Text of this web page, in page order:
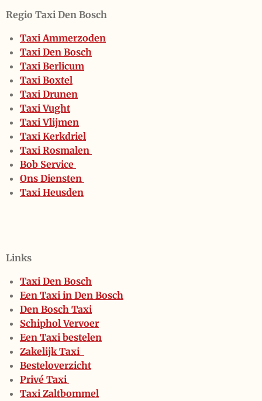
Regio Taxi Den Bosch
Taxi Ammerzoden
Taxi Den Bosch
Taxi Berlicum
Taxi Boxtel
Taxi Drunen
Taxi Vught
Taxi Vlijmen
Taxi Kerkdriel
Taxi Rosmalen
Bob Service
Ons Diensten
Taxi Heusden
Links
Taxi Den Bosch
Een Taxi in Den Bosch
Den Bosch Taxi
Schiphol Vervoer
Een Taxi bestelen
Zakelijk Taxi
Besteloverzicht
Privé Taxi
Taxi Zaltbommel